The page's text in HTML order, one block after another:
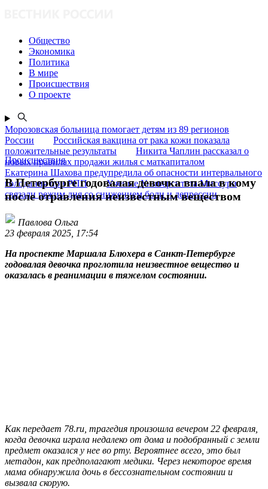
Общество
Экономика
Политика
В мире
Происшествия
О проекте
Морозовская больница помогает детям из 89 регионов
России
Российская вакцина от рака кожи показала
положительные результаты
Никита Чаплин рассказал о
новых правилах продажи жилья с маткапиталом
Екатерина Шахова предупредила об опасности интервального
голодания при РПП
Ученые Университета Миссури
связали режим дня со снижением боли и депрессии
Происшествия
В Петербурге годовалая девочка впала в кому
после отравления неизвестным веществом
Павлова Ольга
23 февраля 2025, 17:54
На проспекте Маршала Блюхера в Санкт-Петербурге
годовалая девочка проглотила неизвестное вещество и
оказалась в реанимации в тяжелом состоянии.
Как передает 78.ru, трагедия произошла вечером 22 февраля,
когда девочка играла недалеко от дома и подобранный с земли
предмет оказался у нее во рту. Вероятнее всего, это был
метадон, как предполагают медики. Через некоторое время
мама обнаружила дочь в бессознательном состоянии и
вызвала скорую.